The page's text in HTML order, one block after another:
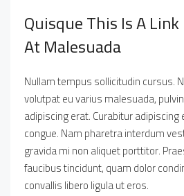
Quisque This Is A
At Malesuada
Nullam tempus sollicitudin cursus.
volutpat eu varius malesuada,
adipiscing erat. Curabitur
congue. Nam pharetra interdum
gravida mi non aliquet porttitor.
faucibus tincidunt, quam dolor
convallis libero ligula ut eros.